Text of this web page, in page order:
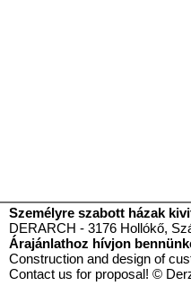
Személyre szabott házak
DERARCH - 3176 Hollókő,
Árajánlathoz hívjon
Construction and design
Contact us for proposal! ©